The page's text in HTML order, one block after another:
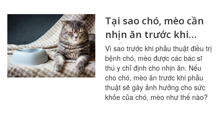
Tại sao chó, mèo cần
nhịn ăn trước khi
phẫu thuật điều trị
bệnh
Vì sao trước khi phẫu thuật điều trị
bệnh chó, mèo được các bác sĩ
thú y chỉ định cho nhịn ăn. Nếu
cho chó, mèo ăn trước khi phẫu
thuật sẽ gây ảnh hưởng cho sức
khỏe của chó, mèo như thế nào?